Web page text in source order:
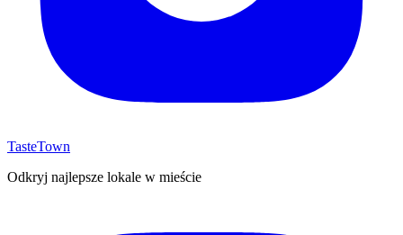
TasteTown
Odkryj najlepsze lokale w mieście